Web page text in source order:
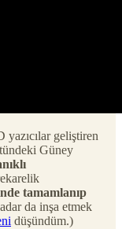
yazıcılar geliştiren
Güney
tamamlanıp
da inşa etmek
düşündüm.)